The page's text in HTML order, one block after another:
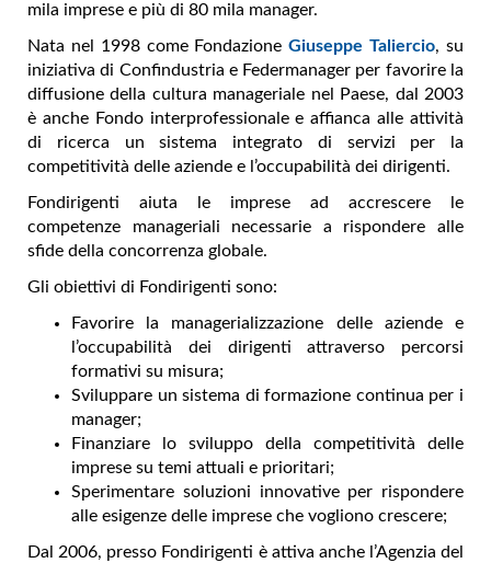
mila imprese e più di 80 mila manager.
Nata nel 1998 come FondazioneGiuseppe Taliercio, su
iniziativa di Confindustria e Federmanager per favorire la
diffusione della cultura manageriale nel Paese, dal 2003
è anche Fondo interprofessionale e affianca alle attività
di ricerca un sistema integrato di servizi per la
competitività delle aziende e l’occupabilità dei dirigenti.
Fondirigenti aiuta le imprese ad accrescere le
competenze manageriali necessarie a rispondere alle
sfide della concorrenza globale.
Gli obiettivi di Fondirigenti sono:
Favorire la managerializzazione delle aziende e
l’occupabilità dei dirigenti attraverso percorsi
formativi su misura;
Sviluppare un sistema di formazione continua per i
manager;
Finanziare lo sviluppo della competitività delle
imprese su temi attuali e prioritari;
Sperimentare soluzioni innovative per rispondere
alle esigenze delle imprese che vogliono crescere;
Dal 2006, presso Fondirigenti è attiva anche l’Agenzia del